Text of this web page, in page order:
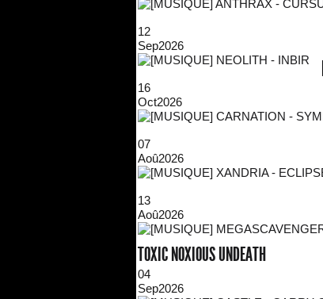
12
Sep2026
16
Oct2026
07
Aoû2026
13
Aoû2026
TOXIC NOXIOUS UNDEATH
04
Sep2026